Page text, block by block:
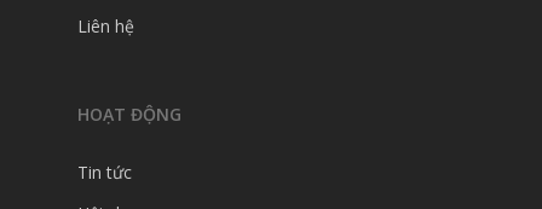
Liên hệ
HOẠT ĐỘNG
Tin tức